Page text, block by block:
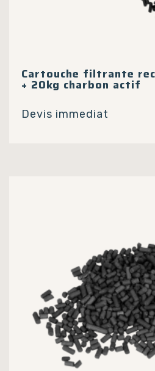
Cartouche filtrante
+ 20kg charbon actif
Devis immediat